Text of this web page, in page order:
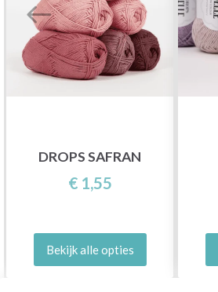
DROPS SAFRAN
€ 1,55
Bekijk alle opties